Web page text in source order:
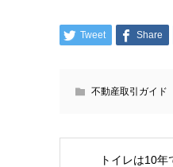
Tweet Share
不動産取引ガイド
トイレは10年